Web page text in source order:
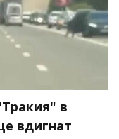
в
вдигнат